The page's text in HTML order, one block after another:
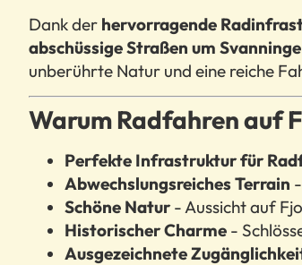
Dank der hervorragende
abschüssige Straßen um
unberührte Natur und eine reiche
Warum Radfahren auf
Perfekte Infrastruktur für
Abwechslungsreiches Terrain
Schöne Natur- Aussicht auf
Historischer Charme -
Ausgezeichnete